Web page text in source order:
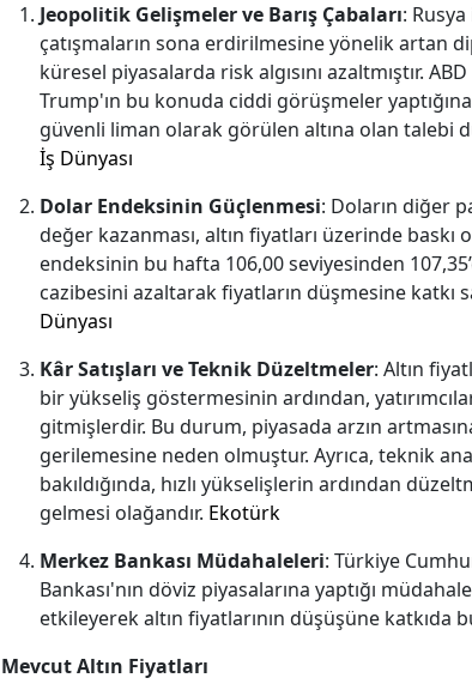
Jeopolitik Gelişmeler ve Barış Çabaları:
çatışmaların sona erdirilmesine yönelik artan
küresel piyasalarda risk algısını azaltmıştır.
Trump'ın bu konuda ciddi görüşmeler
güvenli liman olarak görülen altına olan talebi
İş Dünyası
Dolar Endeksinin Güçlenmesi: Doların diğer
değer kazanması, altın fiyatları üzerinde
endeksinin bu hafta 106,00 seviyesinden
cazibesini azaltarak fiyatların düşmesine katkı
Dünyası
Kâr Satışları ve Teknik Düzeltmeler: Altın
bir yükseliş göstermesinin ardından,
gitmişlerdir. Bu durum, piyasada arzın
gerilemesine neden olmuştur. Ayrıca, teknik
bakıldığında, hızlı yükselişlerin ardından
gelmesi olağandır. ​ Ekotürk
Merkez Bankası Müdahaleleri: Türkiye
Bankası'nın döviz piyasalarına yaptığı
etkileyerek altın fiyatlarının düşüşüne katkıda
Mevcut Altın Fiyatları